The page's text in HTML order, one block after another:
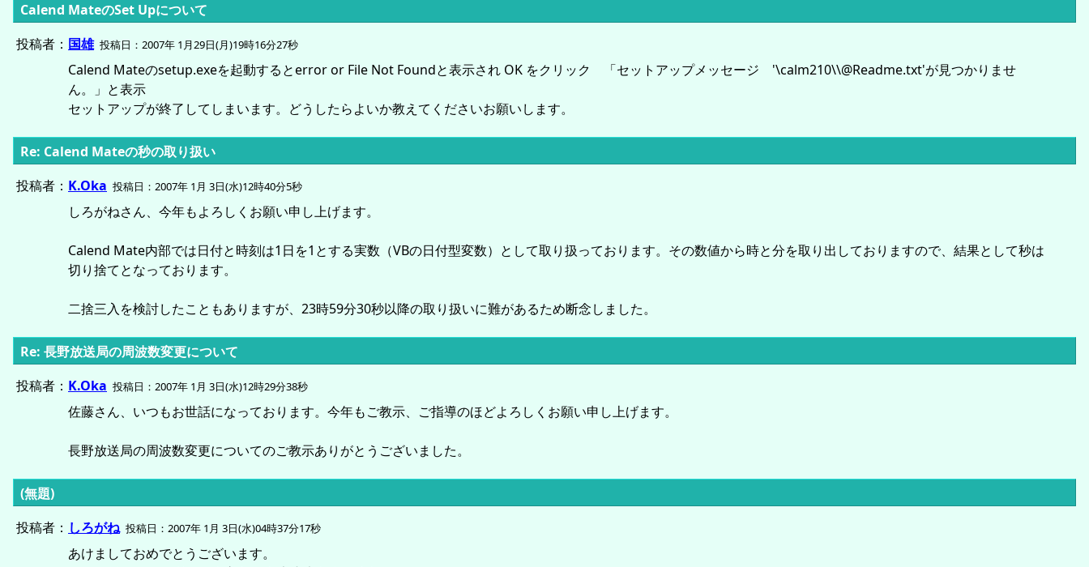
Calend MateのSet Upについて
投稿者： 国雄 投稿日：2007年 1月29日(月)19時16分27秒
Calend Mateのsetup.exeを起動するとerror or File Not Foundと表示され OK をクリック 「セットアップメッセージ '\calm210\\@Readme.txt'が見つかりませ
ん。」と表示
セットアップが終了してしまいます。どうしたらよいか教えてくださいお願いします。
Re: Calend Mateの秒の取り扱い
投稿者： K.Oka 投稿日：2007年 1月 3日(水)12時40分5秒
しろがねさん、今年もよろしくお願い申し上げます。
Calend Mate内部では日付と時刻は1日を1とする実数（VBの日付型変数）として取り扱っております。その数値から時と分を取り出しておりますので、結果として秒は
切り捨てとなっております。
二捨三入を検討したこともありますが、23時59分30秒以降の取り扱いに難があるため断念しました。
Re: 長野放送局の周波数変更について
投稿者： K.Oka 投稿日：2007年 1月 3日(水)12時29分38秒
佐藤さん、いつもお世話になっております。今年もご教示、ご指導のほどよろしくお願い申し上げます。
長野放送局の周波数変更についてのご教示ありがとうございました。
(無題)
投稿者： しろがね 投稿日：2007年 1月 3日(水)04時37分17秒
あけましておめでとうございます。